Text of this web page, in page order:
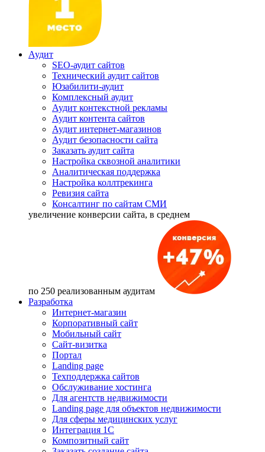
Аудит
SEO-аудит сайтов
Технический аудит сайтов
Юзабилити-аудит
Комплексный аудит
Аудит контекстной рекламы
Аудит контента сайтов
Аудит интернет-магазинов
Аудит безопасности сайта
Заказать аудит сайта
Настройка сквозной аналитики
Аналитическая поддержка
Настройка коллтрекинга
Ревизия сайта
Консалтинг по сайтам СМИ
увеличение конверсии сайта, в среднем
по 250 реализованным аудитам
Разработка
Интернет-магазин
Корпоративный сайт
Мобильный сайт
Сайт-визитка
Портал
Landing page
Техподдержка сайтов
Обслуживание хостинга
Для агентств недвижимости
Landing page для объектов недвижимости
Для сферы медицинских услуг
Интеграция 1С
Композитный сайт